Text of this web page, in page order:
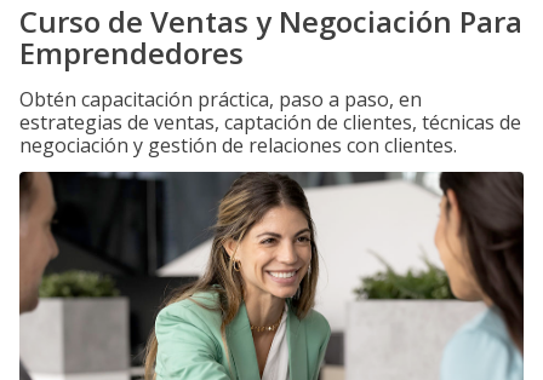
Curso de Ventas y Negociación Para
Emprendedores
Obtén capacitación práctica, paso a paso, en
estrategias de ventas, captación de clientes, técnicas de
negociación y gestión de relaciones con clientes.